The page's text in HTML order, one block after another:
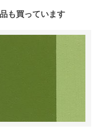
も買っています